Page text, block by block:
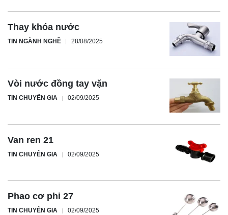
Thay khóa nước
TIN NGÀNH NGHỀ 28/08/2025
Vòi nước đồng tay vặn
TIN CHUYÊN GIA 02/09/2025
Van ren 21
TIN CHUYÊN GIA 02/09/2025
Phao cơ phi 27
TIN CHUYÊN GIA 02/09/2025